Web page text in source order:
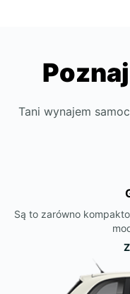
Tani wynajem
Są to zarówno